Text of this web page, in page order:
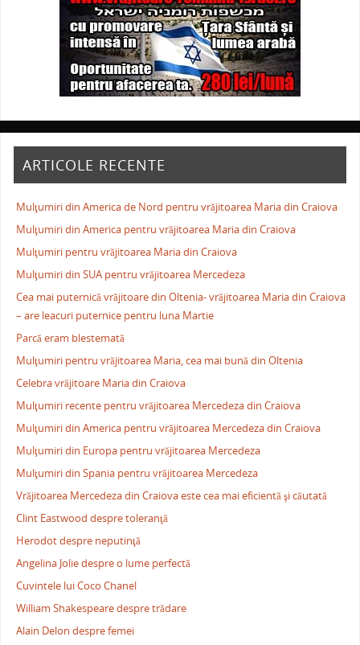
ARTICOLE RECENTE
Mulţumiri din America de Nord pentru vrăjitoarea Maria din Craiova
Mulţumiri din America pentru vrăjitoarea Maria din Craiova
Mulţumiri pentru vrăjitoarea Maria din Craiova
Mulţumiri din SUA pentru vrăjitoarea Mercedeza
Cea mai puternică vrăjitoare din Oltenia- vrăjitoarea Maria din Craiova
– are leacuri puternice pentru luna Martie
Parcă eram blestemată
Mulţumiri pentru vrăjitoarea Maria, cea mai bună din Oltenia
Celebra vrăjitoare Maria din Craiova
Mulţumiri recente pentru vrăjitoarea Mercedeza din Craiova
Mulţumiri din America pentru vrăjitoarea Mercedeza din Craiova
Mulţumiri din Europa pentru vrăjitoarea Mercedeza
Mulţumiri din Spania pentru vrăjitoarea Mercedeza
Vrăjitoarea Mercedeza din Craiova este cea mai eficientă şi căutată
Clint Eastwood despre toleranţă
Herodot despre neputinţă
Angelina Jolie despre o lume perfectă
Cuvintele lui Coco Chanel
William Shakespeare despre trădare
Alain Delon despre femei